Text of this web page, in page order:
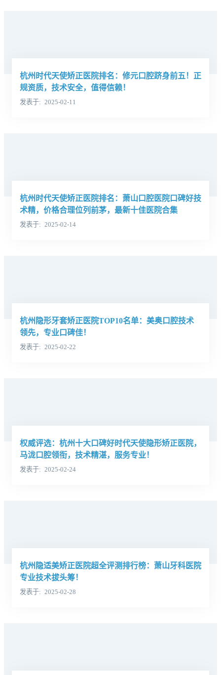
杭州时代天使矫正医院排名：修元口腔跻身前五！正
规资质，技术安全，值得信赖！
发表于 2025-02-11
杭州时代天使矫正医院排名：萧山口腔医院口碑好技
术精，价格合理位列前茅，最新十佳医院合集
发表于 2025-02-14
杭州隐形牙套矫正医院TOP10名单：美奥口腔技术
领先，专业口碑佳！
发表于 2025-02-22
权威评选：杭州十大口碑好时代天使隐形矫正医院，
马泷口腔领衔，技术精湛，服务专业！
发表于 2025-02-24
杭州隐适美矫正医院超全评测排行榜：萧山牙科医院
专业技术拔头筹！
发表于 2025-02-28